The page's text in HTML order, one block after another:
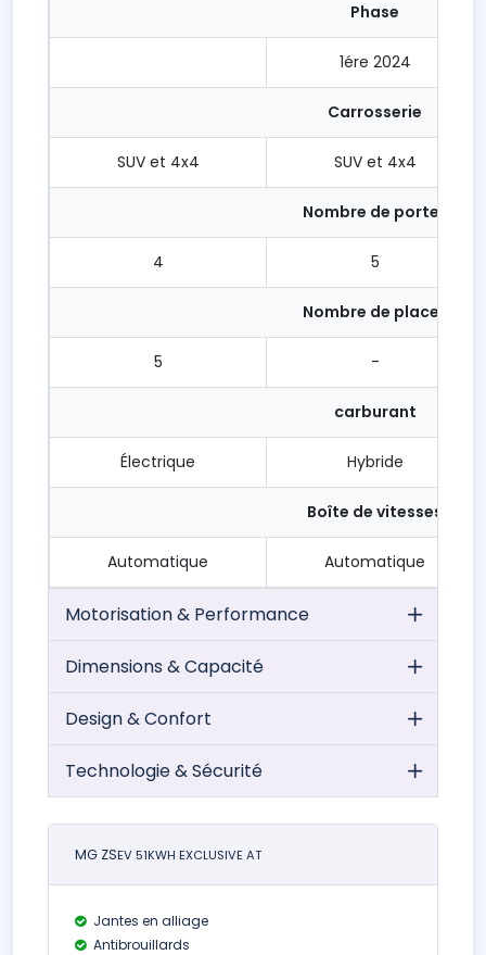
Phase
1ére 2024
Carrosserie
SUV et 4x4 SUV et 4x4
Nombre de portes
4 5
Nombre de places
5 -
carburant
Électrique Hybride
Boîte de vitesses
Automatique Automatique
Motorisation & Performance
Dimensions & Capacité
Design & Confort
Technologie & Sécurité
MG ZSEV 51KWH EXCLUSIVE AT
Jantes en alliage
Antibrouillards